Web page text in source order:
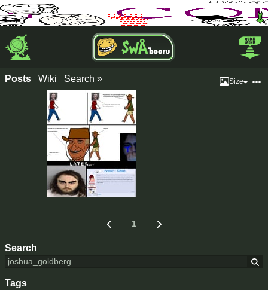
Search
Tags
Posts Wiki Search » Size
1